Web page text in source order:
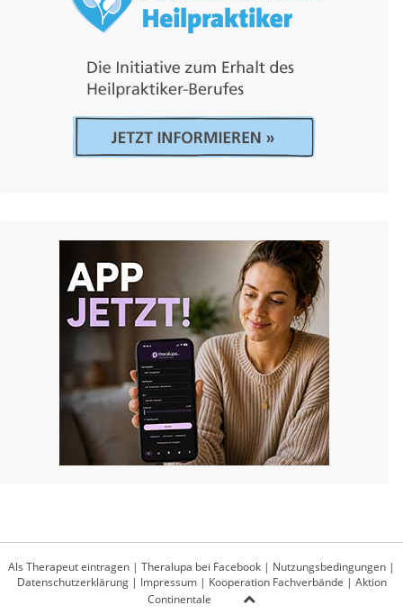
Als Therapeut eintragen | Theralupa bei Facebook | Nutzungsbedingungen |
Datenschutzerklärung| Impressum| Kooperation Fachverbände | Aktion
Continentale